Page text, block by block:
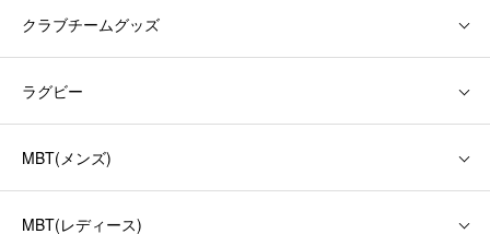
クラブチームグッズ
ラグビー
MBT(メンズ)
MBT(レディース)